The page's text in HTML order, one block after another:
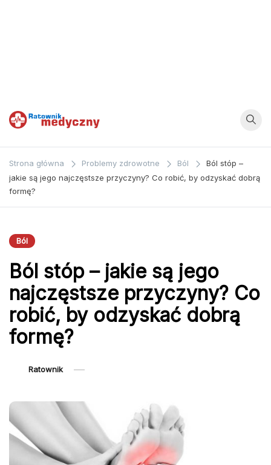
Ratownik
Medyczny
zagadnieniom z
dziedziny
medycyny oraz
ratownictwa
Strona główna Problemy zdrowotne Ból
Ból stóp –
jakie są jego najczęstsze przyczyny? Co robić, by odzyskać dobrą
formę?
Ból
Ból stóp – jakie są jego
najczęstsze przyczyny? Co
robić, by odzyskać dobrą
formę?
Ratownik